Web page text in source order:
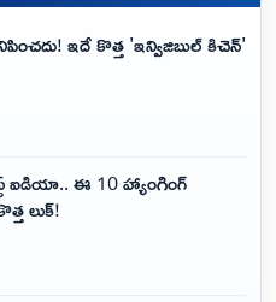
ఇదే కొత్త 'ఇన్విజిబుల్ కిచెన్'
ఐడియా.. ఈ 10 హ్యాంగింగ్
లుక్!